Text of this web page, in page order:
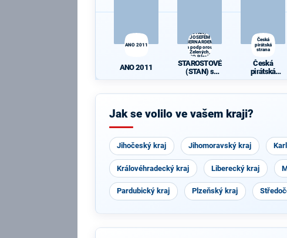
ANO 2011
ANO 2011
(STAN) s
JOSEFEM
BERNARDEM
a podporou
Zelených,
PRO Plzeň a
Idealistů
STAROSTOVÉ
(STAN) s
a podporou
PRO Plzeň a
Česká
pirátská
strana
Česká
pirátská
Jak se volilo ve vašem kraji?
Jihočeský kraj Jihomoravský kraj
Královéhradecký kraj Liberecký kraj
Pardubický kraj Plzeňský kraj